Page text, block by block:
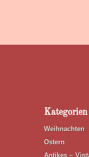
Kategorien
Weihnachten
Ostern
Antikes ~